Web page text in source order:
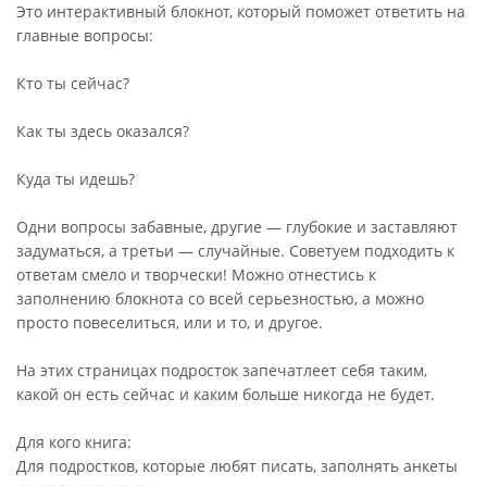
Это интерактивный блокнот, который поможет ответить на
главные вопросы:
Кто ты сейчас?
Как ты здесь оказался?
Куда ты идешь?
Одни вопросы забавные, другие — глубокие и заставляют
задуматься, а третьи — случайные. Советуем подходить к
ответам смело и творчески! Можно отнестись к
заполнению блокнота со всей серьезностью, а можно
просто повеселиться, или и то, и другое.
На этих страницах подросток запечатлеет себя таким,
какой он есть сейчас и каким больше никогда не будет.
Для кого книга:
Для подростков, которые любят писать, заполнять анкеты